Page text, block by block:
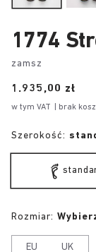
1774
zamsz
Price:
1.935,00 zł
w tym VAT | brak
Szerokość:
Rozmiar:
EU UK